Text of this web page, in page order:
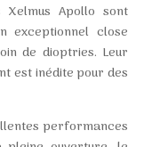
Xelmus Apollo sont
exceptionnel close
de dioptries. Leur
est inédite pour des
performances